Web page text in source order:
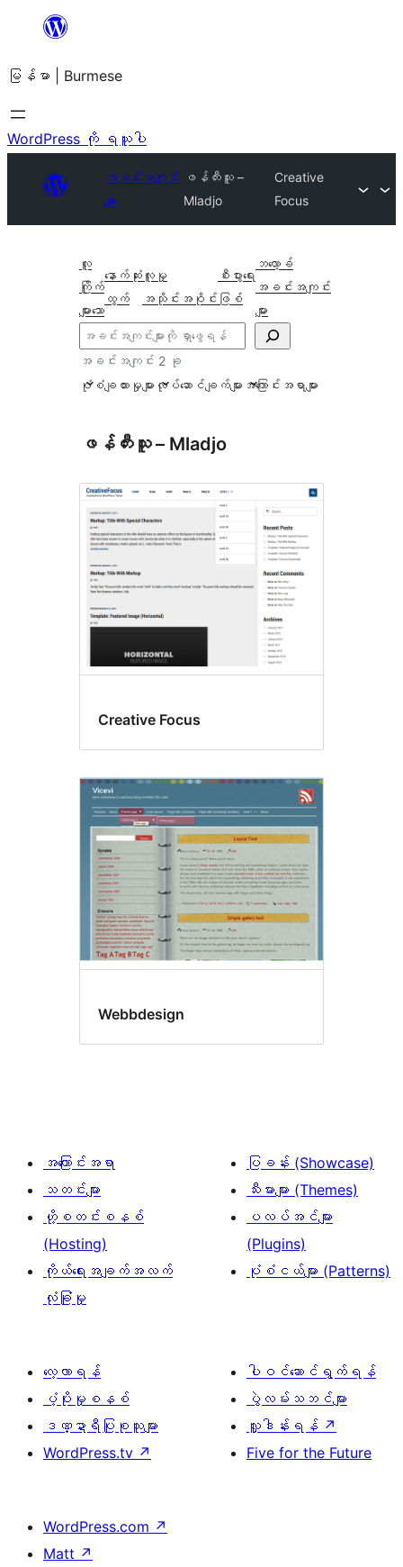
အကြောင်းအရာ
ကျော်သွား
ရန်
မြန်မာ | Burmese
WordPress ကို ရယူပါ
အခင်းအကျင်း
များ
ဖန်တီးသူ –
Mladjo
Creative
Focus
လူ
ကြိုက်
များသော
နောက်ဆုံး
ထွက်
လူမှု
အသိုင်းအဝိုင်း
စီးပွားရေး
ဖြစ်
ဘလော့ခ်
အခင်းအကျင်း
များ
ရှာ
ပါ
အခင်းအကျင်း 2 ခု
ပုံစံချထားမှုများ လုပ်ဆောင်ချက်များ အကြောင်းအရာများ
ဖန်တီးသူ – Mladjo
Creative Focus
Webbdesign
အကြောင်းအရာ
သတင်းများ
ဟို့စတင်းစနစ်
(Hosting)
ကိုယ်ရေးအချက်အလက်
လုံခြုံမှု
ပြခန်း (Showcase)
သီးမားများ (Themes)
ပလပ်အင်များ
(Plugins)
ပုံစံငယ်များ (Patterns)
လေ့လာရန်
ပံ့ပိုးမှုစနစ်
ဒဏ္ဍာရီပြုစုသူများ
WordPress.tv ↗
ပါဝင်ဆောင်ရွက်ရန်
ပွဲလမ်းသဘင်များ
လှူဒါန်းရန် ↗
Five for the Future
WordPress.com ↗
Matt ↗